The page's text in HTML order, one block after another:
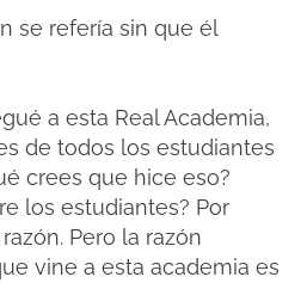
se refería sin que él
a esta Real Academia,
de todos los estudiantes
crees que hice eso?
los estudiantes? Por
Pero la razón
vine a esta academia es